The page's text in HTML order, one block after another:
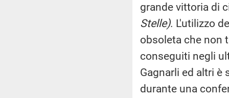
grande vittoria di
Stelle). L'utilizzo
obsoleta che non
conseguiti negli
Gagnarli ed altri
durante una